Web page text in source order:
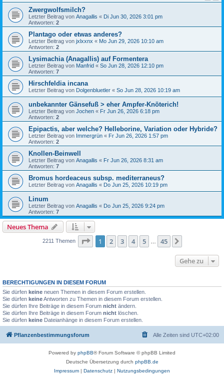
Zwergwolfsmilch?
Letzter Beitrag von Anagallis « Di Jun 30, 2026 3:01 pm
Antworten: 2
Plantago oder etwas anderes?
Letzter Beitrag von jxlxxnx « Mo Jun 29, 2026 10:10 am
Antworten: 2
Lysimachia (Anagallis) auf Formentera
Letzter Beitrag von Manfrid « So Jun 28, 2026 12:10 pm
Antworten: 7
Hirschfeldia incana
Letzter Beitrag von Dolgenbluetler « So Jun 28, 2026 10:19 am
unbekannter Gänsefuß > eher Ampfer-Knöterich!
Letzter Beitrag von Jochen « Fr Jun 26, 2026 6:18 pm
Antworten: 2
Epipactis, aber welche? Helleborine, Variation oder Hybride?
Letzter Beitrag von Immergrün « Fr Jun 26, 2026 1:57 pm
Antworten: 2
Knollen-Beinwell
Letzter Beitrag von Anagallis « Fr Jun 26, 2026 8:31 am
Antworten: 7
Bromus hordeaceus subsp. mediterraneus?
Letzter Beitrag von Anagallis « Do Jun 25, 2026 10:19 pm
Linum
Letzter Beitrag von Anagallis « Do Jun 25, 2026 9:24 pm
Antworten: 7
Neues Thema
2211 Themen Seite 1von 45
1 2 3 4 5 45
Gehe zu
BERECHTIGUNGEN IN DIESEM FORUM
Sie dürfen keine neuen Themen in diesem Forum erstellen.
Sie dürfen keineAntworten zu Themen in diesem Forum erstellen.
Sie dürfen Ihre Beiträge in diesem Forum nicht ändern.
Sie dürfen Ihre Beiträge in diesem Forum nicht löschen.
Sie dürfen keine Dateianhänge in diesem Forum erstellen.
Pflanzenbestimmungsforum Alle Zeiten sind UTC+02:00
Powered by phpBB® Forum Software © phpBB Limited
Deutsche Übersetzung durch phpBB.de
Impressum | Datenschutz | Nutzungsbedingungen